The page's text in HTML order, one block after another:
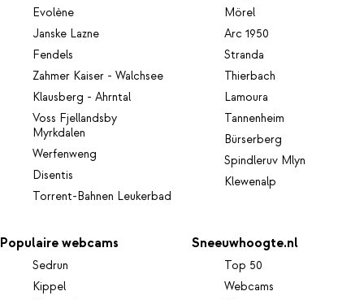
Evolène
Janske Lazne
Fendels
Zahmer Kaiser - Walchsee
Klausberg - Ahrntal
Voss Fjellandsby
Myrkdalen
Werfenweng
Disentis
Torrent-Bahnen Leukerbad
Mörel
Arc 1950
Stranda
Thierbach
Lamoura
Tannenheim
Bürserberg
Spindleruv Mlyn
Klewenalp
Populaire webcams
Sedrun
Kippel
Sneeuwhoogte.nl
Top 50
Webcams